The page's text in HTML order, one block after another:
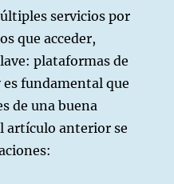
servicios por
que acceder,
plataformas de
fundamental que
de una buena
artículo anterior se